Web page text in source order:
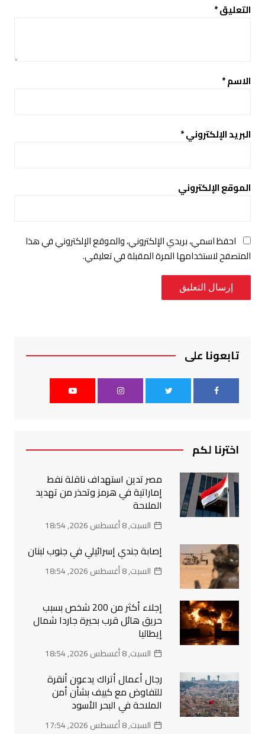
التعليق*
الاسم*
البريد الإلكتروني*
الموقع الإلكتروني
احفظ اسمي، بريدي الإلكتروني، والموقع الإلكتروني في هذا
المتصفح لاستخدامها المرة المقبلة في تعليقي.
تابعونا على
اخترنا لكم
مصر تدين استهداف ناقلة نفط
إماراتية في هرمز وتحذر من تهديد
الملاحة
السبت, 8 أغسطس 2026, 18:54
إصابة جندي إسرائيلي في جنوب لبنان
السبت, 8 أغسطس 2026, 18:54
إجلاء أكثر من 200 شخص بسبب
حريق هائل قرب بحيرة جاردا شمال
إيطاليا
السبت, 8 أغسطس 2026, 18:54
رجال أعمال أتراك يدعون أنقرة
للتفاوض مع كييف بشأن أمن
الملاحة في البحر الأسود
السبت, 8 أغسطس 2026, 17:54